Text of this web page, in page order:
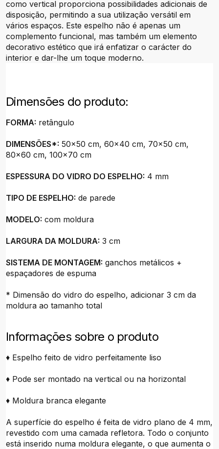
como vertical proporciona possibilidades adicionais de
disposição, permitindo a sua utilização versátil em
vários espaços. Este espelho não é apenas um
complemento funcional, mas também um elemento
decorativo estético que irá enfatizar o carácter do
interior e dar-lhe um toque moderno.
Dimensões do produto:
FORMA: retângulo
DIMENSÕES*: 50x50 cm, 60x40 cm, 70x50 cm,
80x60 cm, 100x70 cm
ESPESSURA DO VIDRO DO ESPELHO: 4 mm
TIPO DE ESPELHO: de parede
MODELO: com moldura
LARGURA DA MOLDURA: 3 cm
SISTEMA DE MONTAGEM: ganchos metálicos +
espaçadores de espuma
* Dimensão do vidro do espelho, adicionar 3 cm da
moldura ao tamanho total
Informações sobre o produto
♦ Espelho feito de vidro perfeitamente liso
♦ Pode ser montado na vertical ou na horizontal
♦ Moldura branca elegante
A superfície do espelho é feita de vidro plano de 4 mm,
revestido com uma camada refletora. Todo o conjunto
está inserido numa moldura elegante, o que aumenta o